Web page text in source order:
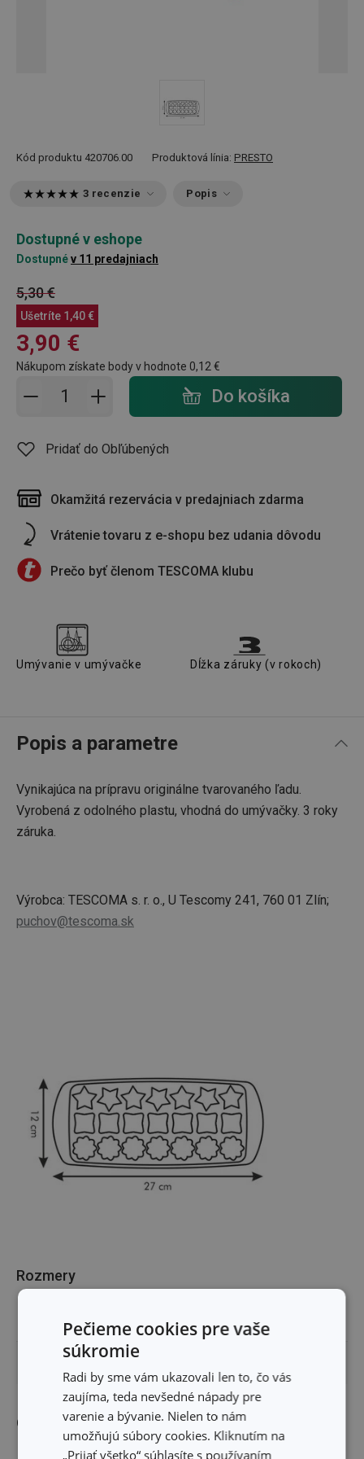
Kód produktu 420706.00 Produktová línia: PRESTO
3 recenzie Popis
Dostupné v eshope
Dostupnév 11 predajniach
5,30 €
Ušetríte 1,40 €
3,90 €
Nákupom získate body v hodnote 0,12 €
Pridať do košíka - počet Do košíka
Pridať do Obľúbených
Okamžitá rezervácia v predajniach zdarma
Vrátenie tovaru z e-shopu bez udania dôvodu
Prečo byť členom TESCOMA klubu
Umývanie v umývačke Dĺžka záruky (v rokoch)
Popis a parametre
Vynikajúca na prípravu originálne tvarovaného ľadu.
Vyrobená z odolného plastu, vhodná do umývačky. 3 roky
záruka.
Výrobca: TESCOMA s. r. o., U Tescomy 241, 760 01 Zlín;
puchov@tescoma.sk
Rozmery
ŠÍRKA PRODUKTU (CM)
Ostatné parametre
Pečieme cookies pre vaše
súkromie
Radi by sme vám ukazovali len to, čo vás
zaujíma, teda nevšedné nápady pre
varenie a bývanie. Nielen to nám
umožňujú súbory cookies. Kliknutím na
„Prijať všetko“ súhlasíte s používaním